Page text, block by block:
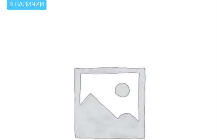
В НАЛИЧИИ